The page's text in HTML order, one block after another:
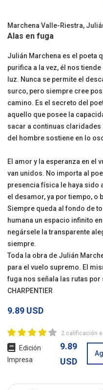
Marchena Valle-Riestra,
Alas en fuga
Julián Marchena es el poeta
purifica a la vez, él nos
luz. Nunca se permite el
surco, pero siempre cree
camino. Es el secreto del
aquello que posee la
sacar a continuas claridades
del hombre sostiene en lo
El amor y la esperanza en el
van unidos. No importa al
presencia física le haya sido
el desamor, ya por tiempo, o
Siempre queda al fondo de
humana un espacio infinito
negársele la transparente
siempre.
Toda la obra de Julián
para el vuelo supremo. El
fuga nos señala las rutas por
CHARPENTIER
9.89 USD
2 calificación
Edición
Impresa
9.89
USD